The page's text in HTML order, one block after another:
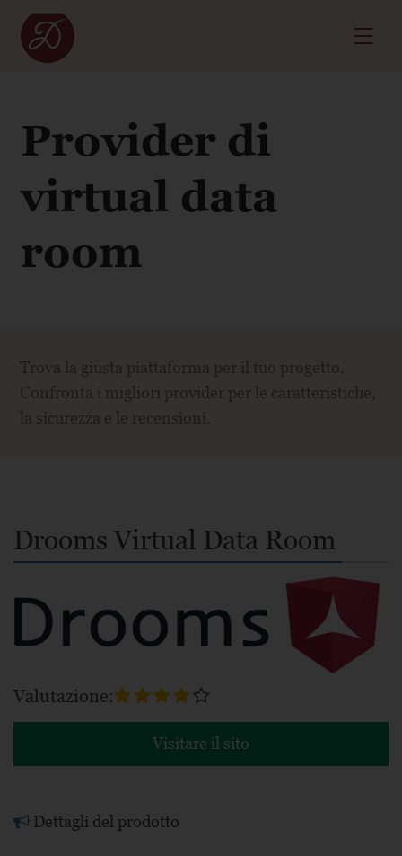
Provider di
virtual data
room
Trova la giusta piattaforma per il tuo progetto.
Confronta i migliori provider per le caratteristiche,
la sicurezza e le recensioni.
Drooms Virtual Data Room
Valutazione:
Visitare il sito
Dettagli del prodotto